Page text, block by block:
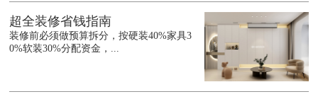
超全装修省钱指南
装修前必须做预算拆分，按硬装40%家具3
0%软装30%分配资金，...